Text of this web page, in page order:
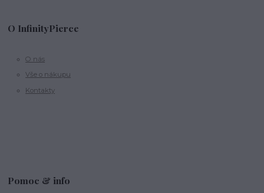
O InfinityPierce
O nás
Vše o nákupu
Kontakty
Pomoc & info